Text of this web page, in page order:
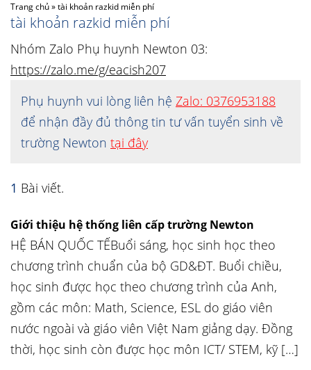
Trang chủ»tài khoản razkid miễn phí
tài khoản razkid miễn phí
Nhóm Zalo Phụ huynh Newton 03:
https://zalo.me/g/eacish207
Phụ huynh vui lòng liên hệ Zalo: 0376953188
để nhận đầy đủ thông tin tư vấn tuyển sinh về
trường Newton tại đây
1 Bài viết.
Giới thiệu hệ thống liên cấp trường Newton
HỆ BÁN QUỐC TẾBuổi sáng, học sinh học theo
chương trình chuẩn của bộ GD&ĐT. Buổi chiều,
học sinh được học theo chương trình của Anh,
gồm các môn: Math, Science, ESL do giáo viên
nước ngoài và giáo viên Việt Nam giảng dạy. Đồng
thời, học sinh còn được học môn ICT/ STEM, kỹ […]